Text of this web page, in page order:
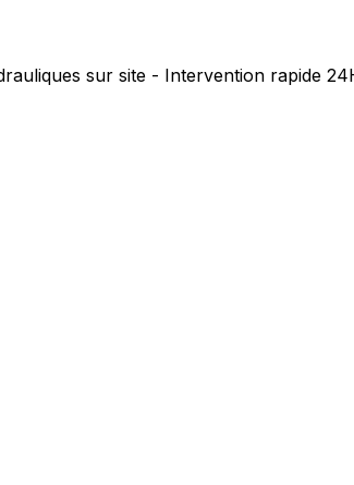
sur site - Intervention rapide